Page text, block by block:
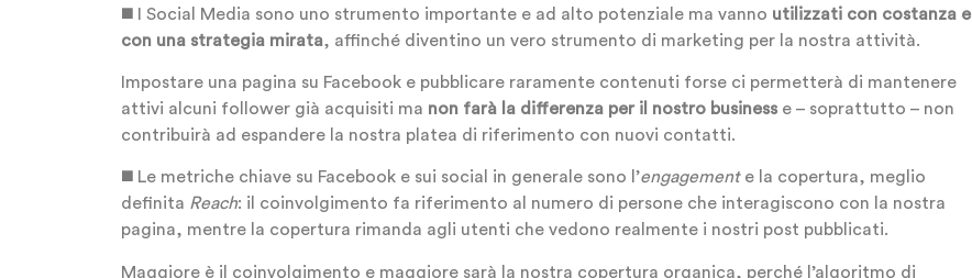
◼️ I Social Media sono uno strumento importante e ad alto potenziale ma vanno utilizzati con costanza e
con una strategia mirata, affinché diventino un vero strumento di marketing per la nostra attività.
Impostare una pagina su Facebook e pubblicare raramente contenuti forse ci permetterà di mantenere
attivi alcuni follower già acquisiti ma non farà la differenza per il nostro business e – soprattutto – non
contribuirà ad espandere la nostra platea di riferimento con nuovi contatti.
◼️ Le metriche chiave su Facebook e sui social in generale sono l’engagemente la copertura, meglio
definita Reach: il coinvolgimento fa riferimento al numero di persone che interagiscono con la nostra
pagina, mentre la copertura rimanda agli utenti che vedono realmente i nostri post pubblicati.
Maggiore è il coinvolgimento e maggiore sarà la nostra copertura organica, perché l’algoritmo di